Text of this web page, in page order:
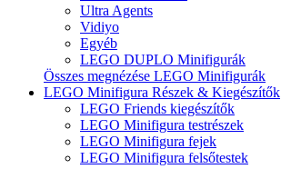
Ultra Agents
Vidiyo
Egyéb
LEGO DUPLO Minifigurák
Összes megnézése LEGO Minifigurák
LEGO Minifigura Részek & Kiegészítők
LEGO Friends kiegészítők
LEGO Minifigura testrészek
LEGO Minifigura fejek
LEGO Minifigura felsőtestek